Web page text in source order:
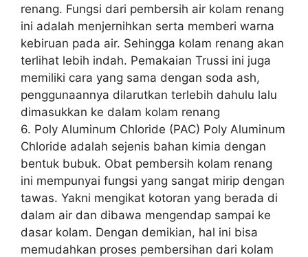
renang. Fungsi dari pembersih air kolam renang
ini adalah menjernihkan serta memberi warna
kebiruan pada air. Sehingga kolam renang akan
terlihat lebih indah. Pemakaian Trussi ini juga
memiliki cara yang sama dengan soda ash,
penggunaannya dilarutkan terlebih dahulu lalu
dimasukkan ke dalam kolam renang
6. Poly Aluminum Chloride (PAC) Poly Aluminum
Chloride adalah sejenis bahan kimia dengan
bentuk bubuk. Obat pembersih kolam renang
ini mempunyai fungsi yang sangat mirip dengan
tawas. Yakni mengikat kotoran yang berada di
dalam air dan dibawa mengendap sampai ke
dasar kolam. Dengan demikian, hal ini bisa
memudahkan proses pembersihan dari kolam